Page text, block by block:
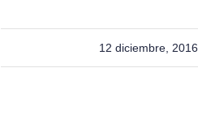
12 diciembre, 2016